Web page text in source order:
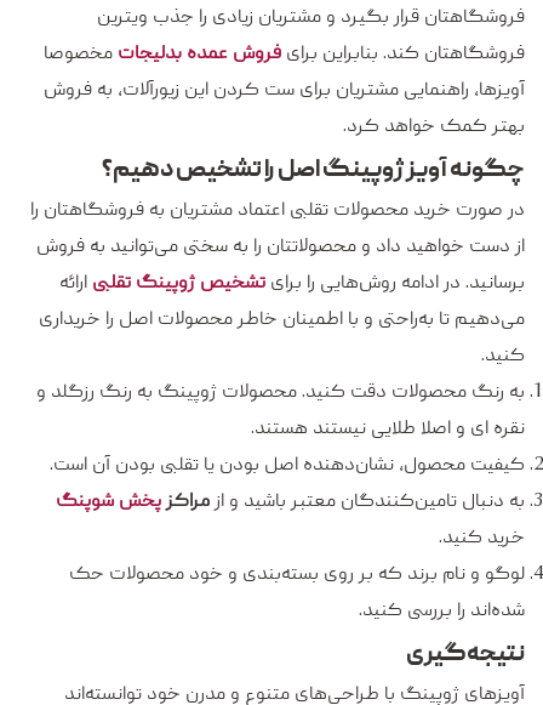
فروشگاهتان قرار بگیرد و مشتریان زیادی را جذب ویترین
فروشگاهتان کند. بنابراین برای فروش عمده بدلیجات مخصوصا
آویزها، راهنمایی مشتریان برای ست کردن این زیورآلات، به فروش
بهتر کمک خواهد کرد.
چگونه آویز ژوپینگ اصل را تشخیص دهیم؟
در صورت خرید محصولات تقلبی اعتماد مشتریان به فروشگاهتان را
از دست خواهید داد و محصولاتتان را به سختی می‌توانید به فروش
برسانید. در ادامه روش‌هایی را برای تشخیص ژوپینگ تقلبی ارائه
می‌دهیم تا به‌راحتی و با اطمینان خاطر محصولات اصل را خریداری
کنید.
به رنگ محصولات دقت کنید. محصولات ژوپینگ به رنگ رزگلد و
نقره ای و اصلا طلایی نیستند هستند.
کیفیت محصول، نشان‌دهنده اصل بودن یا تقلبی بودن آن است.
به دنبال تامین‌کنندگان معتبر باشید و از مراکز پخش شوپنگ
خرید کنید.
لوگو و نام برند که بر روی بسته‌بندی و خود محصولات حک
شده‌اند را بررسی کنید.
نتیجه‌گیری
آویزهای ژوپینگ با طراحی‌های متنوع و مدرن خود توانسته‌اند